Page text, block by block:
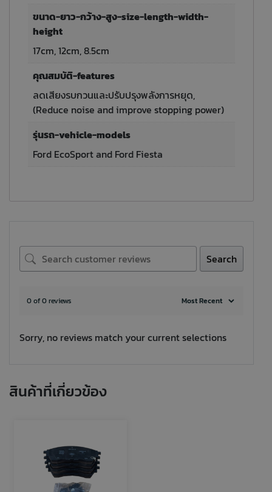
ขนาด-ยาว-กว้าง-สูง-size-length-width-
height
17cm, 12cm, 8.5cm
คุณสมบัติ-features
ลดเสียงรบกวนและปรับปรุงพลังการหยุด,
(Reduce noise and improve stopping power)
รุ่นรถ-vehicle-models
Ford EcoSport and Ford Fiesta
Search
0 of 0 reviews
Sorry, no reviews match your current selections
สินค้าที่เกี่ยวข้อง